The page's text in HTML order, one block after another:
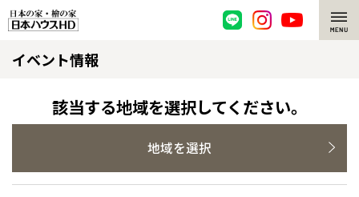
脱炭素・檜の家
環境にやさしい、脱炭素社会の住宅
耐震構造
選ばれる理由
檜の魅力 トップ
注文住宅
イベント情報
該当する地域を選択してください。
地域を選択